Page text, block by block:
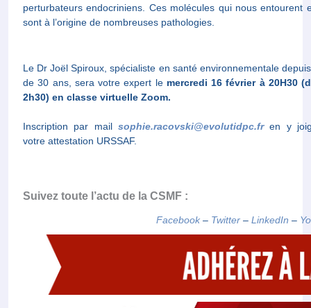
perturbateurs endocriniens. Ces molécules qui nous entourent
sont à l’origine de nombreuses pathologies.
Le Dr Joël Spiroux, spécialiste en santé environnementale
de 30 ans, sera votre expert le mercredi 16 février à 20H30
2h30) en classe virtuelle Zoom.
Inscription par mail sophie.racovski@evolutidpc.fren y
votre attestation URSSAF.
Suivez toute l’actu de la CSMF :
Facebook– Twitter– LinkedIn –